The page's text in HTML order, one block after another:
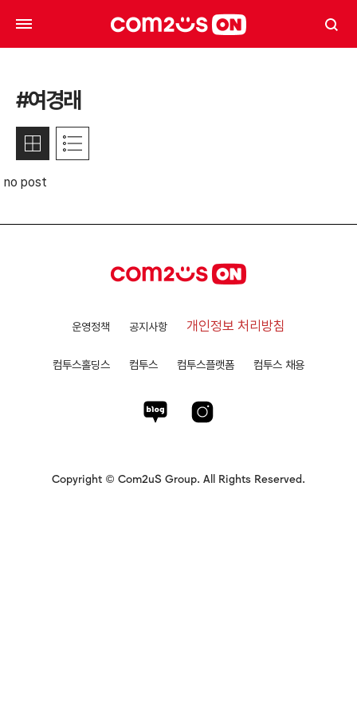
#여경래
no post
운영정책 공지사항 개인정보 처리방침
컴투스홀딩스 컴투스 컴투스플랫폼 컴투스 채용
Copyright © Com2uS Group. All Rights Reserved.